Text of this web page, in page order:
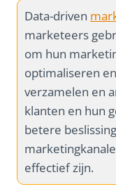
Data-driven
marketeers
om hun
optimaliseren
verzamelen en
klanten en hun
betere
effectief zijn.